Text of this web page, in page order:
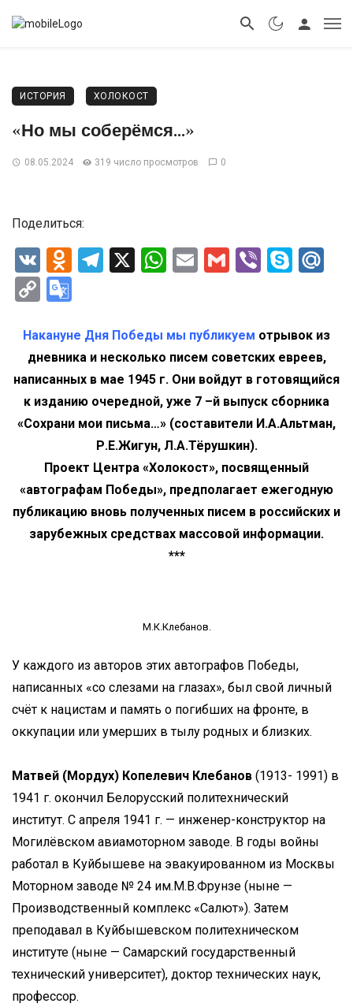
ИСТОРИЯ ХОЛОКОСТ
«Но мы соберёмся…»
08.05.2024 319 число просмотров 0
Поделиться:
VK Odnoklassniki
Telegram
X WhatsApp
EmailGmailViber
Copy
Накануне Дня Победы мы публикуем отрывок из
дневника и несколько писем советских евреев,
написанных в мае 1945 г. Они войдут в готовящийся
к изданию очередной, уже 7 –й выпуск сборника
«Сохрани мои письма…» (составители И.А.Альтман,
Р.Е.Жигун, Л.А.Тёрушкин).
Проект Центра «Холокост», посвященный
«автографам Победы», предполагает ежегодную
публикацию вновь полученных писем в российских и
зарубежных средствах массовой информации.
***
М.К.Клебанов.
У каждого из авторов этих автографов Победы,
написанных «со слезами на глазах», был свой личный
счёт к нацистам и память о погибших на фронте, в
оккупации или умерших в тылу родных и близких.
Матвей (Мордух) Копелевич Клебанов (1913- 1991) в
1941 г. окончил Белорусский политехнический
институт. С апреля 1941 г. — инженер-конструктор на
Могилёвском авиамоторном заводе. В годы войны
работал в Куйбышеве на эвакуированном из Москвы
Моторном заводе № 24 им.М.В.Фрунзе (ныне —
Производственный комплекс «Салют»). Затем
преподавал в Куйбышевском политехническом
институте (ныне — Самарский государственный
технический университет), доктор технических наук,
профессор.